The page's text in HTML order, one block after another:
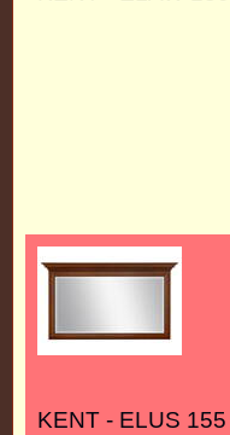
KENT - ELUS 155